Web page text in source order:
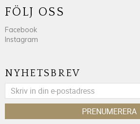
FÖLJ OSS
Facebook
Instagram
NYHETSBREV
PRENUMERERA